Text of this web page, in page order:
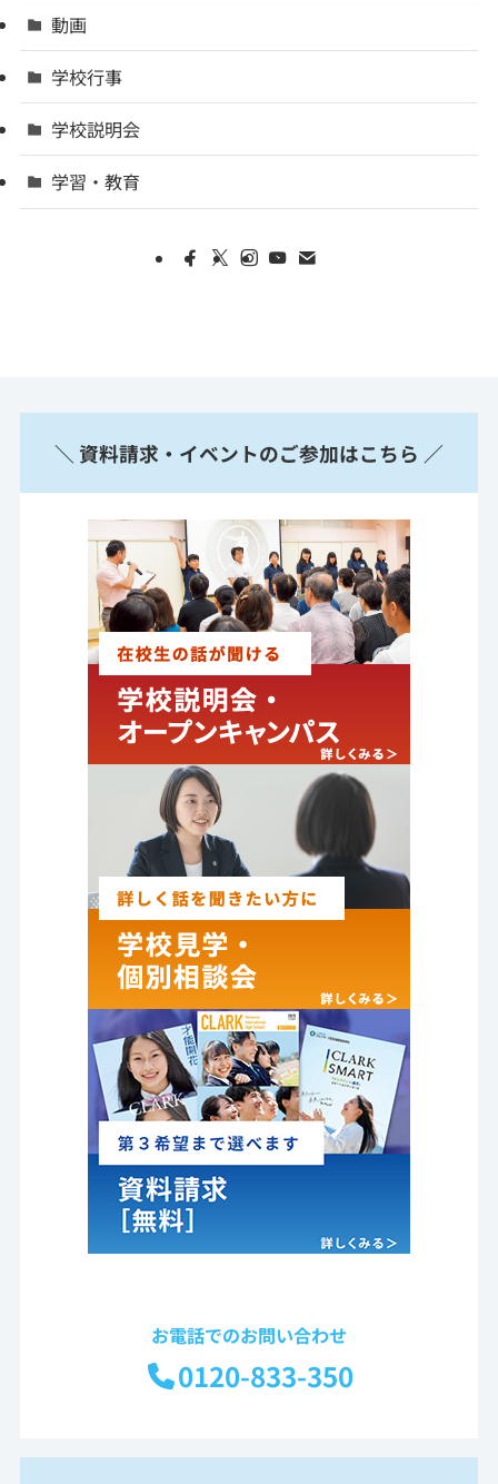
動画
学校行事
学校説明会
学習・教育
＼ 資料請求・イベントのご参加はこちら ／
お電話でのお問い合わせ
0120-833-350